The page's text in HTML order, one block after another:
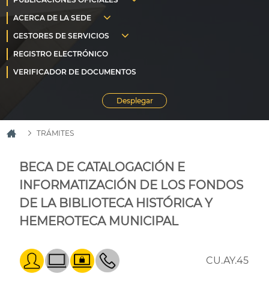
TRÁMITES
BECA DE CATALOGACIÓN E
INFORMATIZACIÓN DE LOS FONDOS
DE LA BIBLIOTECA HISTÓRICA Y
HEMEROTECA MUNICIPAL
CU.AY.45